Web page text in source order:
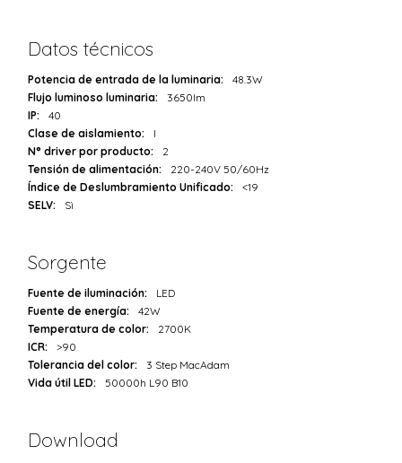
Datos técnicos
Potencia de entrada de la luminaria:
48.3W
Flujo luminoso luminaria:
3650lm
IP:
40
Clase de aislamiento:
I
N° driver por producto:
2
Tensión de alimentación:
220-240V 50/60Hz
Índice de Deslumbramiento Unificado:
<19
SELV:
Sì
Sorgente
Fuente de iluminación:
LED
Fuente de energía:
42W
Temperatura de color:
2700K
ICR:
>90
Tolerancia del color:
3 Step MacAdam
Vida útil LED:
50000h L90 B10
Download